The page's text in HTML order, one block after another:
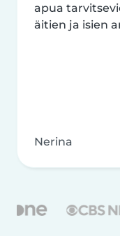
apua
äitien ja isien
Nerina